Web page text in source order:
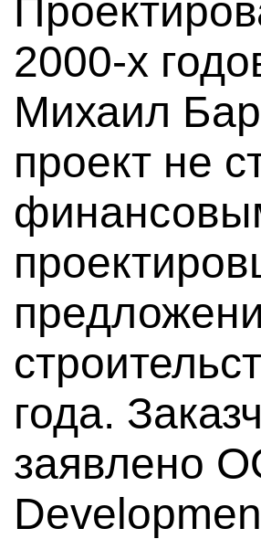
2000-х
Михаил
проект не
года.
заявлено